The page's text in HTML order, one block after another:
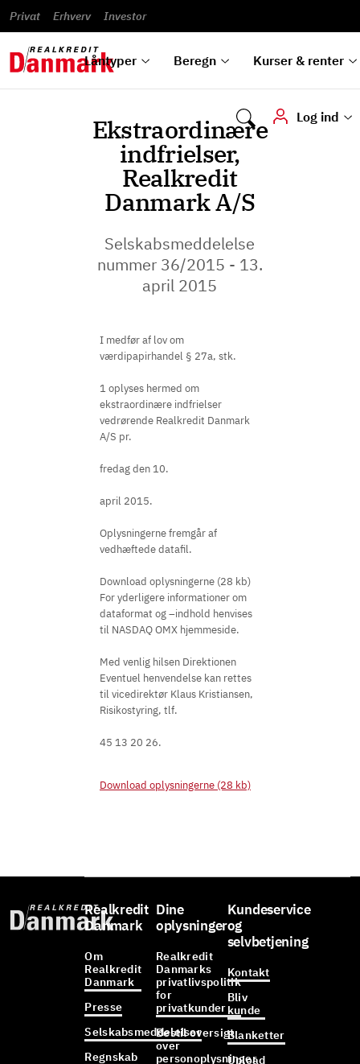
Privat Erhverv Investor
Låntyper Beregn Kurser & renter
Log ind
til bolig
Alle
låntyper
omlægning
Se alle
beregnere
Renteprognose
Bestil
kursovervågning
rentetilpasning
vilkår
Blanketter
Samarbejdspartnere
guides
hvad
vi kan
tilbyde
Ekstraordinære
indfrielser,
Realkredit
Danmark A/S
Selskabsmeddelelse
nummer 36/2015 - 13.
april 2015
I medfør af lov om
værdipapirhandel § 27a, stk.
1 oplyses hermed om
ekstraordinære indfrielser
vedrørende Realkredit Danmark
A/S pr.
fredag den 10.
april 2015.
Oplysningerne fremgår af
vedhæftede datafil.
Download oplysningerne (28 kb)
For yderligere informationer om
dataformat og –indhold henvises
til NASDAQ OMX hjemmeside.
Med venlig hilsen Direktionen
Eventuel henvendelse kan rettes
til vicedirektør Klaus Kristiansen,
Risikostyring, tlf.
45 13 20 26.
Download oplysningerne (28 kb)
Realkredit
Danmark
Om
Realkredit
Danmark
Presse
Selskabsmeddelelser
Regnskab
Dine
oplysninger
Realkredit
Danmarks
privatlivspolitik
for
privatkunder
Bestil oversigt
over
personoplysninger
Kundeservice
og
selvbetjening
Kontakt
Bliv
kunde
Blanketter
Upload